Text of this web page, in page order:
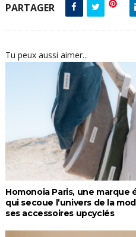
PARTAGER
Tu peux aussi aimer...
Homonoia Paris, une
qui secoue l’univers de la
ses accessoires upcyclés